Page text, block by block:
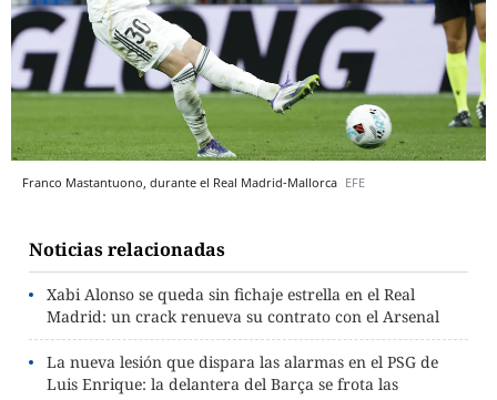
Franco Mastantuono, durante el Real Madrid-Mallorca EFE
Noticias relacionadas
Xabi Alonso se queda sin fichaje estrella en el Real
Madrid: un crack renueva su contrato con el Arsenal
La nueva lesión que dispara las alarmas en el PSG de
Luis Enrique: la delantera del Barça se frota las